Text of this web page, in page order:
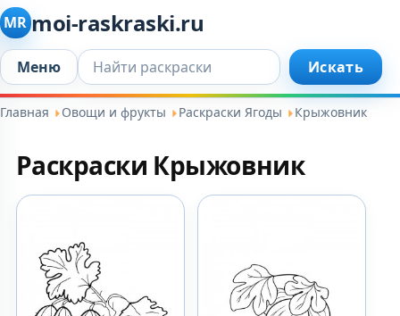
MR moi-raskraski.ru
Меню Искать... Искать
Главная Овощи и фрукты Раскраски Ягоды Крыжовник
Раскраски Крыжовник